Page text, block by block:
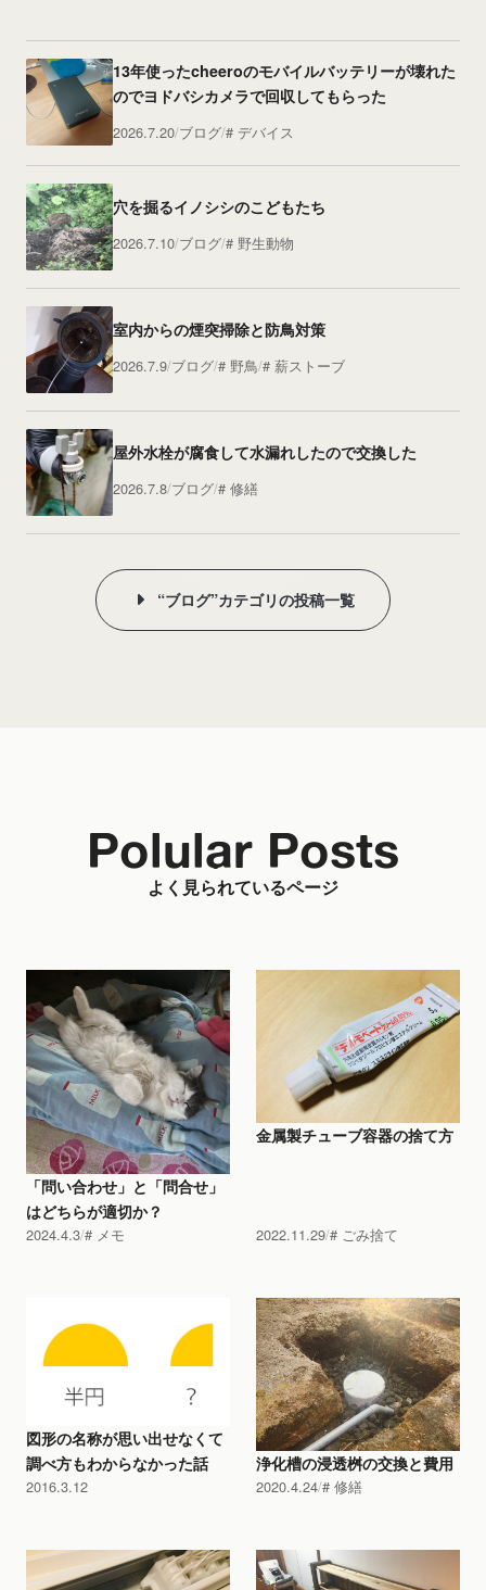
13年使ったcheeroのモバイルバッテリーが壊れた
のでヨドバシカメラで回収してもらった
2026.7.20 ブログ デバイス
穴を掘るイノシシのこどもたち
2026.7.10 ブログ 野生動物
室内からの煙突掃除と防鳥対策
2026.7.9 ブログ 野鳥 薪ストーブ
屋外水栓が腐食して水漏れしたので交換した
2026.7.8 ブログ 修繕
“ブログ”カテゴリの投稿一覧
よく見られているページ
Polular Posts
「問い合わせ」と「問合せ」
はどちらが適切か？
2024.4.3 メモ
金属製チューブ容器の捨て方
2022.11.29 ごみ捨て
図形の名称が思い出せなくて
調べ方もわからなかった話
2016.3.12
浄化槽の浸透桝の交換と費用
2020.4.24 修繕